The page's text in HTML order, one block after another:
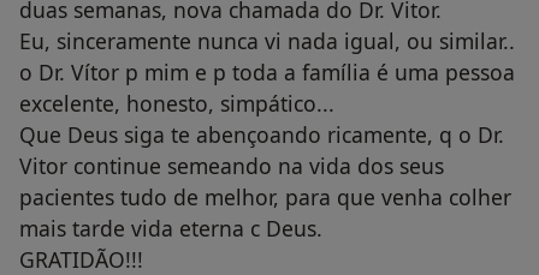
duas semanas, nova chamada do Dr. Vitor.
Eu, sinceramente nunca vi nada igual, ou similar..
o Dr. Vítor p mim e p toda a família é uma pessoa
excelente, honesto, simpático...
Que Deus siga te abençoando ricamente, q o Dr.
Vitor continue semeando na vida dos seus
pacientes tudo de melhor, para que venha colher
mais tarde vida eterna c Deus.
GRATIDÃO!!!